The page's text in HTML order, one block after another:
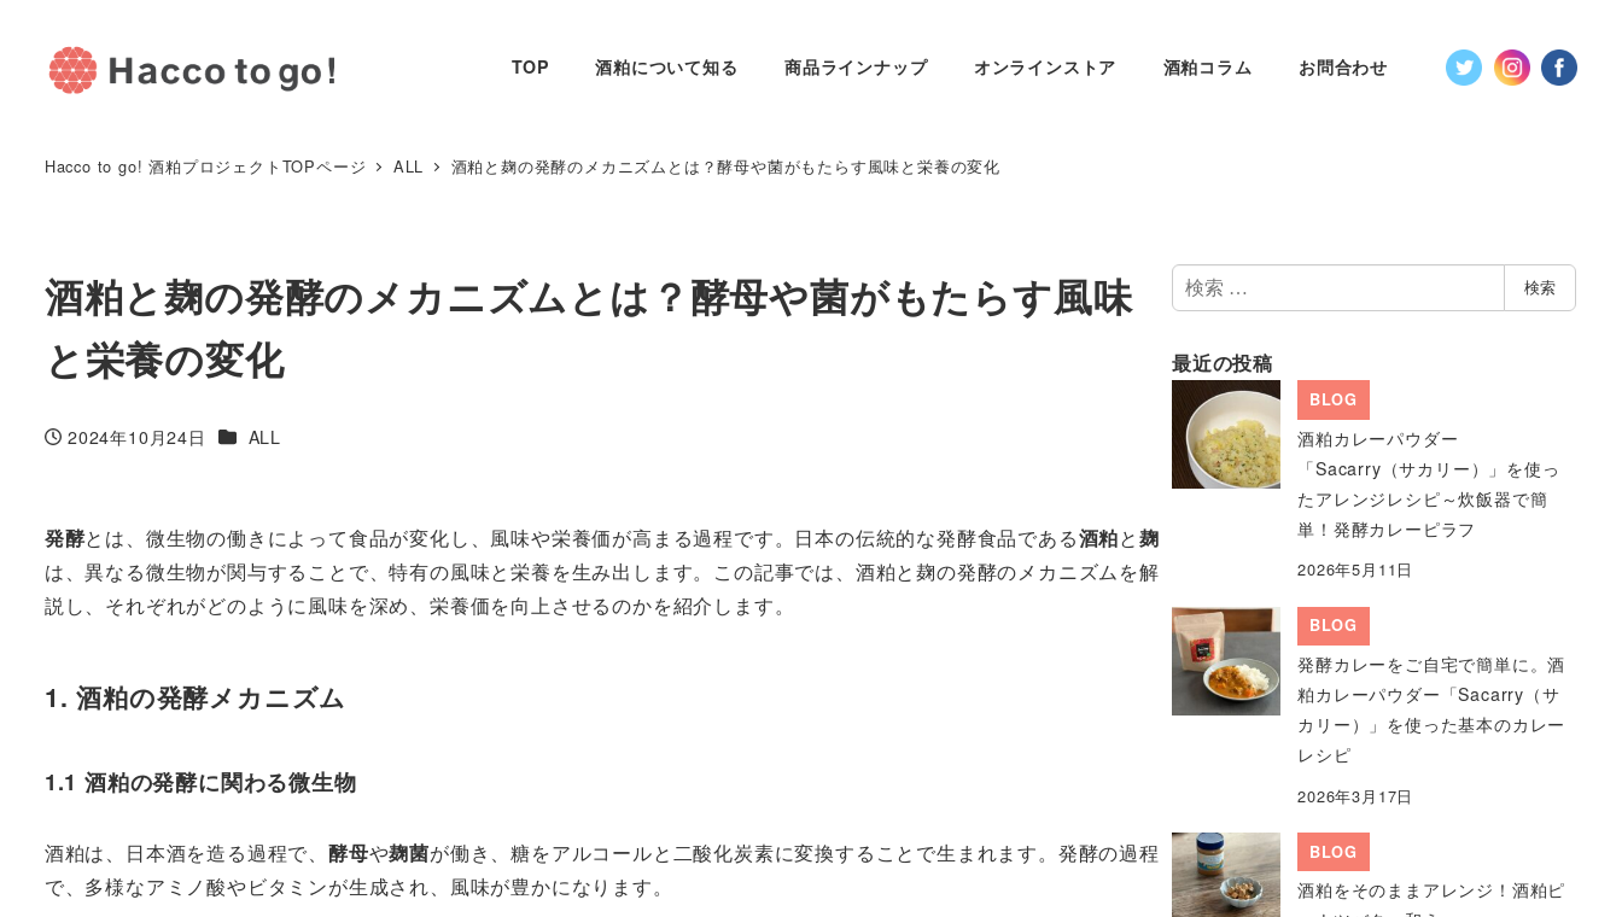
TOP 酒粕について知る 商品ラインナップ オンラインストア 酒粕コラム お問合わせ
Hacco to go! 酒粕プロジェクトTOPページ ALL 酒粕と麹の発酵のメカニズムとは？酵母や菌がもたらす風味と栄養の変化
酒粕と麹の発酵のメカニズムとは？酵母や菌がもたらす風味
と栄養の変化
投稿日
2024年10月24日 カテゴリー
ALL
発酵とは、微生物の働きによって食品が変化し、風味や栄養価が高まる過程です。日本の伝統的な発酵食品である酒粕と麹
は、異なる微生物が関与することで、特有の風味と栄養を生み出します。この記事では、酒粕と麹の発酵のメカニズムを解
説し、それぞれがどのように風味を深め、栄養価を向上させるのかを紹介します。
1. 酒粕の発酵メカニズム
1.1 酒粕の発酵に関わる微生物
酒粕は、日本酒を造る過程で、 酵母や麹菌が働き、糖をアルコールと二酸化炭素に変換することで生まれます。発酵の過程
で、多様なアミノ酸やビタミンが生成され、風味が豊かになります。
検
索
検索
最近の投稿
BLOG
酒粕カレーパウダー
「Sacarry（サカリー）」を使っ
たアレンジレシピ～炊飯器で簡
単！発酵カレーピラフ
2026年5月11日
BLOG
発酵カレーをご自宅で簡単に。酒
粕カレーパウダー「Sacarry（サ
カリー）」を使った基本のカレー
レシピ
2026年3月17日
BLOG
酒粕をそのままアレンジ！酒粕ピ